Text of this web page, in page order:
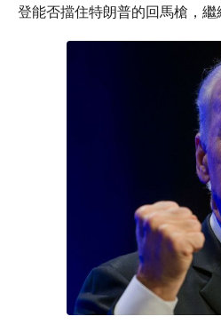
登能否擋住特朗普的回馬槍，繼